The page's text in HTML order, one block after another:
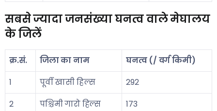
सबसे ज्यादा जनसंख्या घनत्व वाले मेघालय
के जिलें
क्र.सं. जिला का नाम
घनत्व (/ वर्ग किमी)
1
पूर्वी खासी हिल्स
292
2
पश्चिमी गारो हिल्स
173